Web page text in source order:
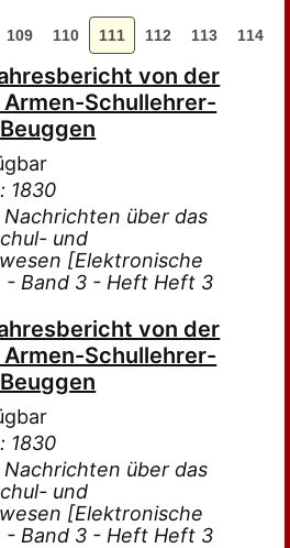
109 110 111 112 113 114
von der
Schullehrer-
1830
Nachrichten über das
und
[Elektronische
- Band 3 - Heft Heft 3
von der
Schullehrer-
1830
Nachrichten über das
und
[Elektronische
- Band 3 - Heft Heft 3